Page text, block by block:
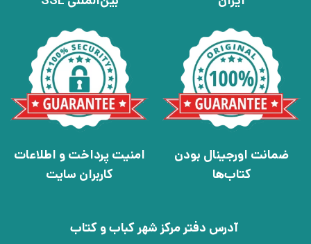
ضمانت اورجینال بودن
کتاب‌ها
امنیت پرداخت و اطلاعات
کاربران سایت
آدرس دفتر مرکز شهر کباب و کتاب